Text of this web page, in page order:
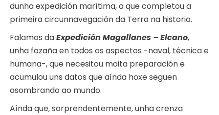
dunha expedición marítima, a que completou a
primeira circunnavegación da Terra na historia.
Falamos daExpedición Magallanes – Elcano,
unha fazaña en todos os aspectos -naval, técnica e
humana-, que necesitou moita preparación e
acumulou uns datos que aínda hoxe seguen
asombrando ao mundo.
Aínda que, sorprendentemente, unha crenza